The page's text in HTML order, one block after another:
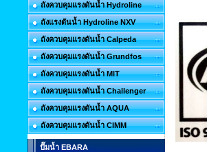
ถังควบคุมแรงดันน้ำ Hydroline
ถังแรงดันน้ำ Hydroline NXV
ถังควบคุมแรงดันน้ำ Calpeda
ถังควบคุมแรงดันน้ำ Grundfos
ถังควบคุมแรงดันน้ำ MIT
ถังควบคุมแรงดันน้ำ Challenger
ถังควบคุมแรงดันน้ำ AQUA
ถังควบคุมแรงดันน้ำ CIMM
ปั๊มน้ำ EBARA